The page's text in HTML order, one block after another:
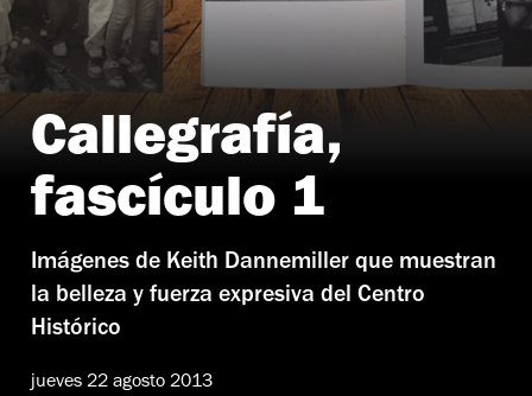
Callegrafía,
fascículo 1
Imágenes de Keith Dannemiller que muestran
la belleza y fuerza expresiva del Centro
Histórico
jueves 22 agosto 2013